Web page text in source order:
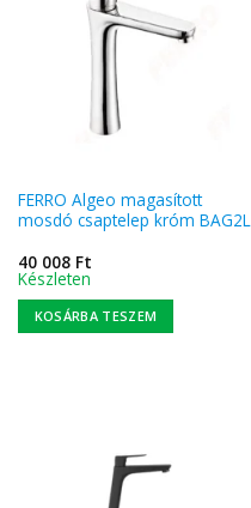
FERRO Algeo magasított
mosdó csaptelep króm BAG2L
40 008 Ft
Készleten
KOSÁRBA TESZEM